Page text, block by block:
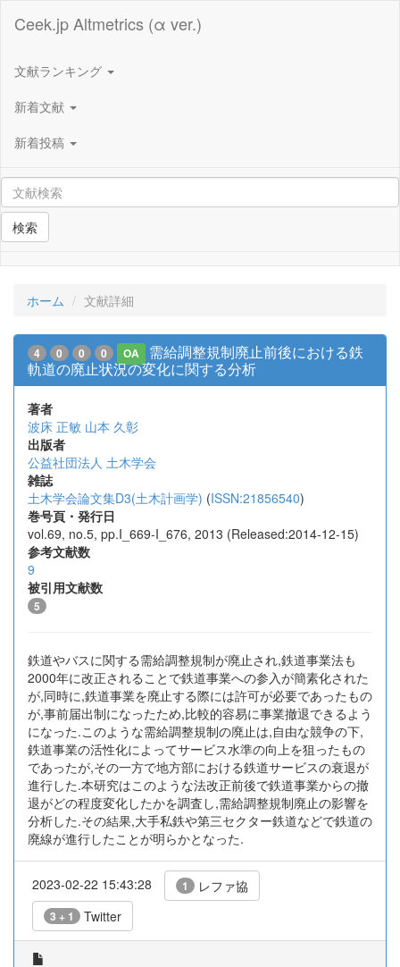
Ceek.jp Altmetrics (α ver.)
文献ランキング
新着文献
新着投稿
検索
ホーム 文献詳細
4 0 0 0 OA
需給調整規制廃止前後における鉄
軌道の廃止状況の変化に関する分析
著者
波床 正敏 山本 久彰
出版者
公益社団法人 土木学会
雑誌
土木学会論文集D3(土木計画学) (ISSN:21856540)
巻号頁・発行日
vol.69, no.5, pp.I_669-I_676, 2013 (Released:2014-12-15)
参考文献数
9
被引用文献数
5
鉄道やバスに関する需給調整規制が廃止され,鉄道事業法も
2000年に改正されることで鉄道事業への参入が簡素化された
が,同時に,鉄道事業を廃止する際には許可が必要であったもの
が,事前届出制になったため,比較的容易に事業撤退できるよう
になった.このような需給調整規制の廃止は,自由な競争の下,
鉄道事業の活性化によってサービス水準の向上を狙ったもの
であったが,その一方で地方部における鉄道サービスの衰退が
進行した.本研究はこのような法改正前後で鉄道事業からの撤
退がどの程度変化したかを調査し,需給調整規制廃止の影響を
分析した.その結果,大手私鉄や第三セクター鉄道などで鉄道の
廃線が進行したことが明らかとなった.
2023-02-22 15:43:28 1 レファ協
3 + 1 Twitter